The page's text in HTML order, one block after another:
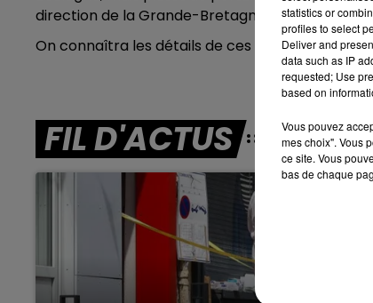
7h00 - 10h00
direction de la Grande-Bretagne au départ du
On connaîtra les détails de ces actions jeudi
FIL D'ACTUS
statistics or
profiles to select
Deliver and
data such as IP
requested; Use
based on
Vous pouvez
mes choix". Vous
ce site. Vous
bas de chaque